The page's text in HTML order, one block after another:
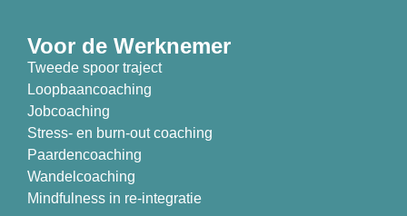
Voor de Werknemer
Tweede spoor traject
Loopbaancoaching
Jobcoaching
Stress- en burn-out coaching
Paardencoaching
Wandelcoaching
Mindfulness in re-integratie